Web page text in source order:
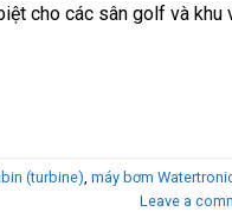
cho các sân golf và khu
(turbine), máy bơm
Leave a